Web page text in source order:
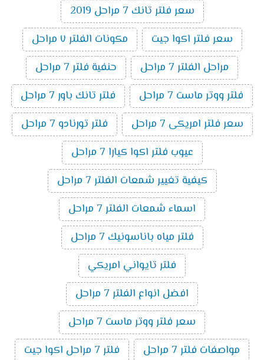
سعر فلتر تانك 7 مراحل 2019
سعر فلتر اكوا جيت
مكونات الفلتر ٧ مراحل
مراحل الفلتر 7 مراحل
حنفية فلتر 7 مراحل
فلتر ووتر ماست 7 مراحل
فلتر تانك باور 7 مراحل
سعر فلتر امريكى 7 مراحل
فلتر تورنادو 7 مراحل
عيوب فلتر اكوا كيارا 7 مراحل
كيفية تغيير شمعات الفلتر 7 مراحل
اسماء شمعات الفلتر 7 مراحل
فلتر مياه باناسونيك 7 مراحل
فلتر تايواني امريكي
افضل انواع الفلتر 7 مراحل
سعر فلتر ووتر ماست 7 مراحل
مواصفات فلتر 7 مراحل
فلتر 7 مراحل اكوا جيت